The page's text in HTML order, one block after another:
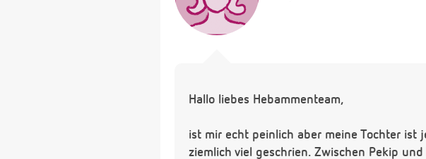
Hallo liebes Hebammenteam,
ist mir echt peinlich aber meine Tochter
ziemlich viel geschrien. Zwischen Pekip